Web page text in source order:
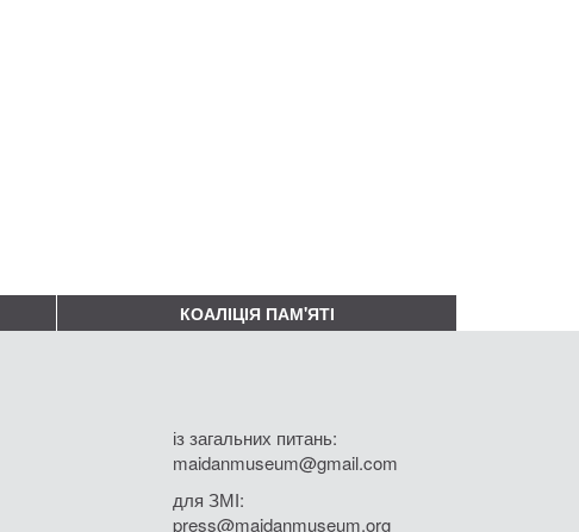
КОАЛІЦІЯ ПАМ'ЯТІ
із загальних питань:
maidanmuseum@gmail.com
для ЗМІ:
press@maidanmuseum.org